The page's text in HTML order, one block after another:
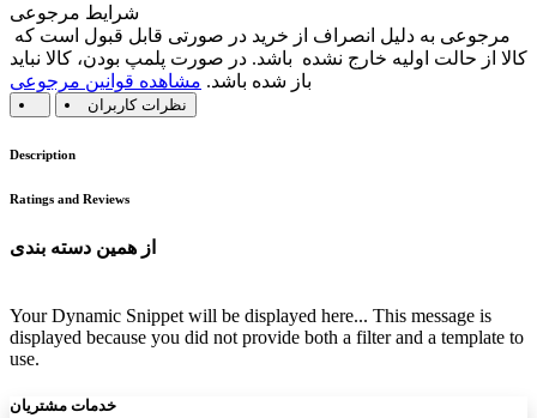
شرایط مرجوعی
کالا از حالت اولیه خارج نشده باشد. در صورت پلمپ بودن، کالا نباید
باز شده باشد. مشاهده قوانین مرجوعی
نظرات کاربران
Description
Ratings and Reviews
از همین دسته بندی
Your Dynamic Snippet will be displayed here... This message is
displayed because you did not provide both a filter and a template to
use.
خدمات مشتریان